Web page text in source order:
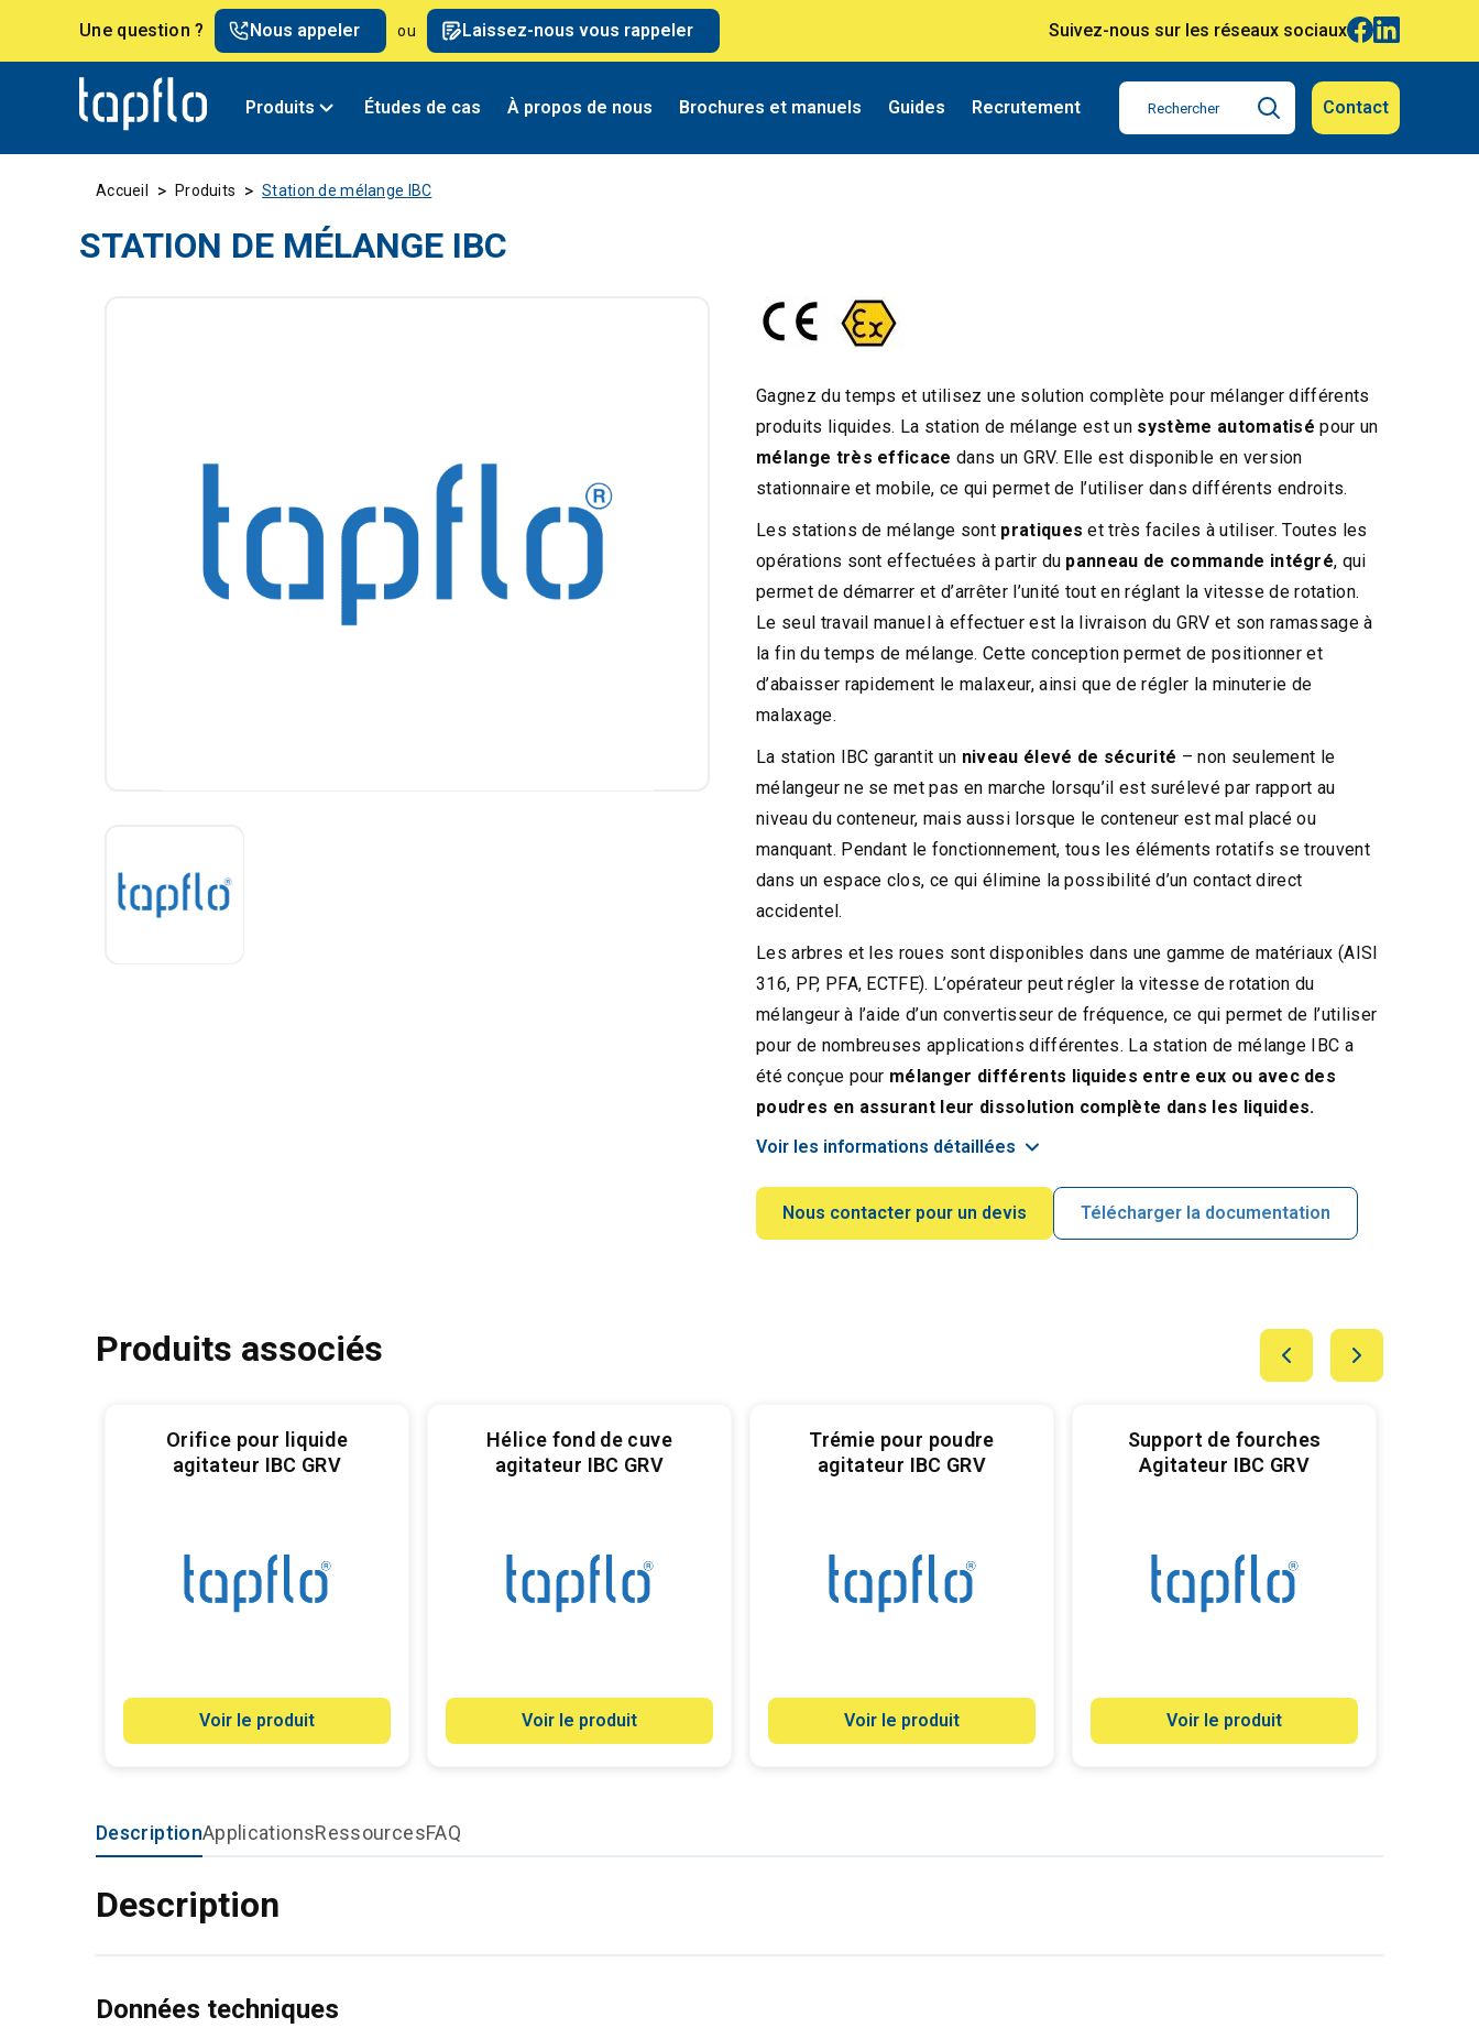
Une question ? Nous appeler ou Laissez-nous vous rappeler Suivez-nous sur les réseaux sociaux
Produits Études de cas À propos de nous Brochures et manuels Guides Recrutement Contact
Accueil > Produits > Station de mélange IBC
STATION DE MÉLANGE IBC
Gagnez du temps et utilisez une solution complète pour mélanger différents
produits liquides. La station de mélange est un système automatisépour un
mélange très efficacedans un GRV. Elle est disponible en version
stationnaire et mobile, ce qui permet de l’utiliser dans différents endroits.
Les stations de mélange sont pratiqueset très faciles à utiliser. Toutes les
opérations sont effectuées à partir du panneau de commande intégré, qui
permet de démarrer et d’arrêter l’unité tout en réglant la vitesse de rotation.
Le seul travail manuel à effectuer est la livraison du GRV et son ramassage à
la fin du temps de mélange. Cette conception permet de positionner et
d’abaisser rapidement le malaxeur, ainsi que de régler la minuterie de
malaxage.
La station IBC garantit un niveau élevé de sécurité – non seulement le
mélangeur ne se met pas en marche lorsqu’il est surélevé par rapport au
niveau du conteneur, mais aussi lorsque le conteneur est mal placé ou
manquant. Pendant le fonctionnement, tous les éléments rotatifs se trouvent
dans un espace clos, ce qui élimine la possibilité d’un contact direct
accidentel.
Les arbres et les roues sont disponibles dans une gamme de matériaux (AISI
316, PP, PFA, ECTFE). L’opérateur peut régler la vitesse de rotation du
mélangeur à l’aide d’un convertisseur de fréquence, ce qui permet de l’utiliser
pour de nombreuses applications différentes. La station de mélange IBC a
été conçue pour mélanger différents liquides entre eux ou avec des
poudres en assurant leur dissolution complète dans les liquides.
Voir les informations détaillées
Nous contacter pour un devis Télécharger la documentation
Produits associés
Orifice pour liquide
agitateur IBC GRV
Voir le produit
Hélice fond de cuve
agitateur IBC GRV
Voir le produit
Trémie pour poudre
agitateur IBC GRV
Voir le produit
Support de fourches
Agitateur IBC GRV
Voir le produit
DescriptionApplicationsRessourcesFAQ
Description
Données techniques